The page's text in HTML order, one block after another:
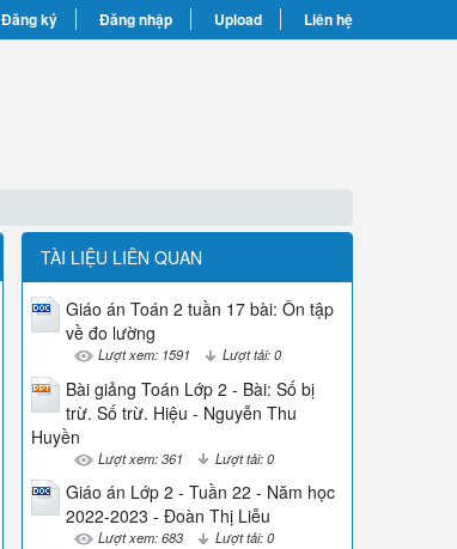
Đăng ký Đăng nhập Upload Liên hệ
TÀI LIỆU LIÊN QUAN
Giáo án Toán 2 tuần 17 bài: Ôn tập
về đo lường
Lượt xem: 1591 Lượt tải: 0
Bài giảng Toán Lớp 2 - Bài: Số bị
trừ. Số trừ. Hiệu - Nguyễn Thu
Huyền
Lượt xem: 361 Lượt tải: 0
Giáo án Lớp 2 - Tuần 22 - Năm học
2022-2023 - Đoàn Thị Liễu
Lượt xem: 683 Lượt tải: 0